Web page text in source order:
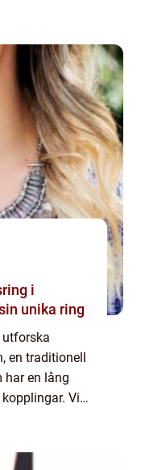
i
par sin unika ring
utforska
en traditionell
har en lång
Vi